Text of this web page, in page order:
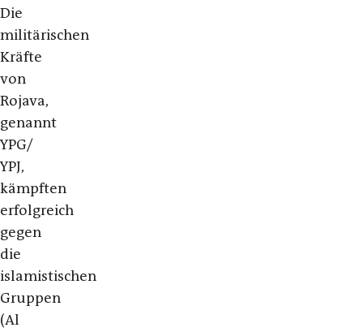
Die
militärischen
Kräfte
von
Rojava,
genannt
YPG/
YPJ,
kämpften
erfolgreich
gegen
die
islamistischen
Gruppen
(Al